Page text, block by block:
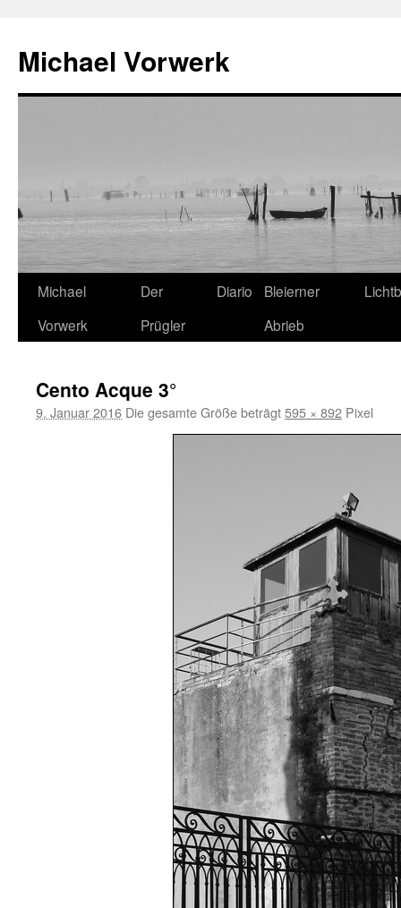
Michael Vorwerk
Zum
Inhalt
Michael
Vorwerk
Der
Prügler
Diario
Bleierner
Abrieb
Cento Acque 3°
9. Januar 2016 Die gesamte Größe beträgt595 × 892 Pixel